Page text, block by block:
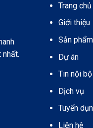
Trang chủ
Giới thiệu
Sản phẩm
Dự án
Tin nội bộ
Dịch vụ
Tuyển
Liên hệ